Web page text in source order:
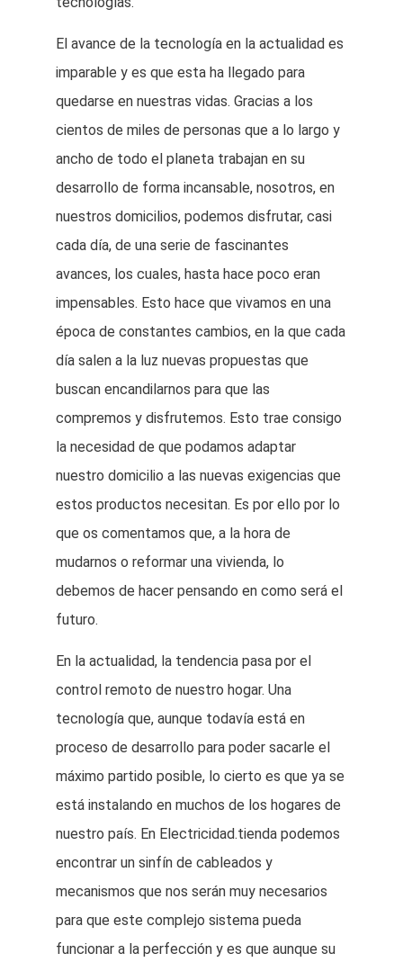
El avance de la tecnología en la actualidad es
imparable y es que esta ha llegado para
quedarse en nuestras vidas. Gracias a los
cientos de miles de personas que a lo largo y
ancho de todo el planeta trabajan en su
desarrollo de forma incansable, nosotros, en
nuestros domicilios, podemos disfrutar, casi
cada día, de una serie de fascinantes
avances, los cuales, hasta hace poco eran
impensables. Esto hace que vivamos en una
época de constantes cambios, en la que cada
día salen a la luz nuevas propuestas que
buscan encandilarnos para que las
compremos y disfrutemos. Esto trae consigo
la necesidad de que podamos adaptar
nuestro domicilio a las nuevas exigencias que
estos productos necesitan. Es por ello por lo
que os comentamos que, a la hora de
mudarnos o reformar una vivienda, lo
debemos de hacer pensando en como será el
futuro.
En la actualidad, la tendencia pasa por el
control remoto de nuestro hogar. Una
tecnología que, aunque todavía está en
proceso de desarrollo para poder sacarle el
máximo partido posible, lo cierto es que ya se
está instalando en muchos de los hogares de
nuestro país. En Electricidad.tienda podemos
encontrar un sinfín de cableados y
mecanismos que nos serán muy necesarios
para que este complejo sistema pueda
funcionar a la perfección y es que aunque su